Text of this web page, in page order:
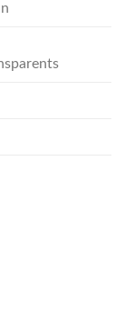
personnalisée -